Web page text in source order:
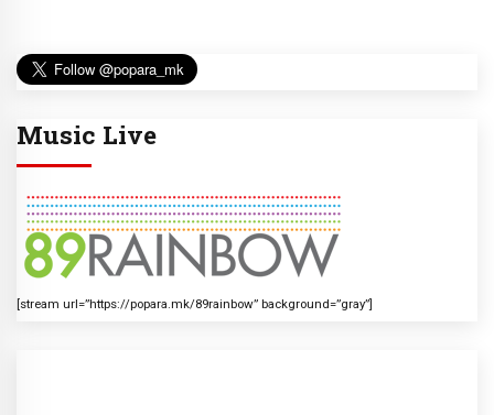
Music Live
[stream url=”https://popara.mk/89rainbow” background=”gray”]